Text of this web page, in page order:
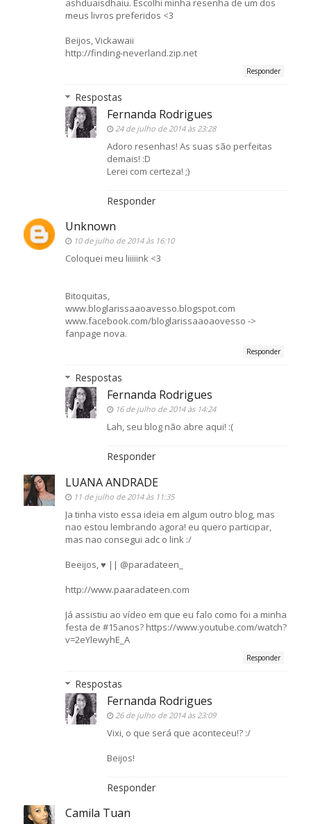
ashduaisdhaiu. Escolhi minha resenha de um dos
meus livros preferidos <3
Beijos, Vickawaii
http://finding-neverland.zip.net
Responder
Respostas
Fernanda Rodrigues
24 de julho de 2014 às 23:28
Adoro resenhas! As suas são perfeitas
demais! :D
Lerei com certeza! ;)
Responder
Unknown
10 de julho de 2014 às 16:10
Coloquei meu liiiiink <3
Bitoquitas,
www.bloglarissaaoavesso.blogspot.com
www.facebook.com/bloglarissaaoaovesso ->
fanpage nova.
Responder
Respostas
Fernanda Rodrigues
16 de julho de 2014 às 14:24
Lah, seu blog não abre aqui! :(
Responder
LUANA ANDRADE
11 de julho de 2014 às 11:35
Ja tinha visto essa ideia em algum outro blog, mas
nao estou lembrando agora! eu quero participar,
mas nao consegui adc o link :/
Beeijos, ♥ || @paradateen_
http://www.paaradateen.com
Já assistiu ao vídeo em que eu falo como foi a minha
festa de #15anos? https://www.youtube.com/watch?
v=2eYlewyhE_A
Responder
Respostas
Fernanda Rodrigues
26 de julho de 2014 às 23:09
Vixi, o que será que aconteceu!? :/
Beijos!
Responder
Camila Tuan